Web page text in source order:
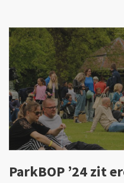
ParkBOP ’24 zit